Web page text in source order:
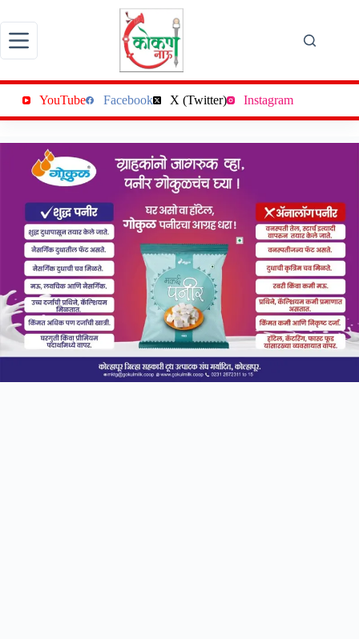
to
content
YouTube Facebook X (Twitter) Instagram